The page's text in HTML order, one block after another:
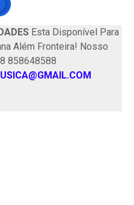
Esta Disponível Para
Além Fronteira! Nosso
858648588